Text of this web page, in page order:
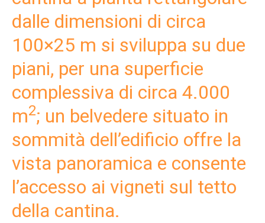
dalle dimensioni di circa
100×25 m si sviluppa su due
piani, per una superficie
complessiva di circa 4.000
m2; un belvedere situato in
sommità dell’edificio offre la
vista panoramica e consente
l’accesso ai vigneti sul tetto
della cantina.